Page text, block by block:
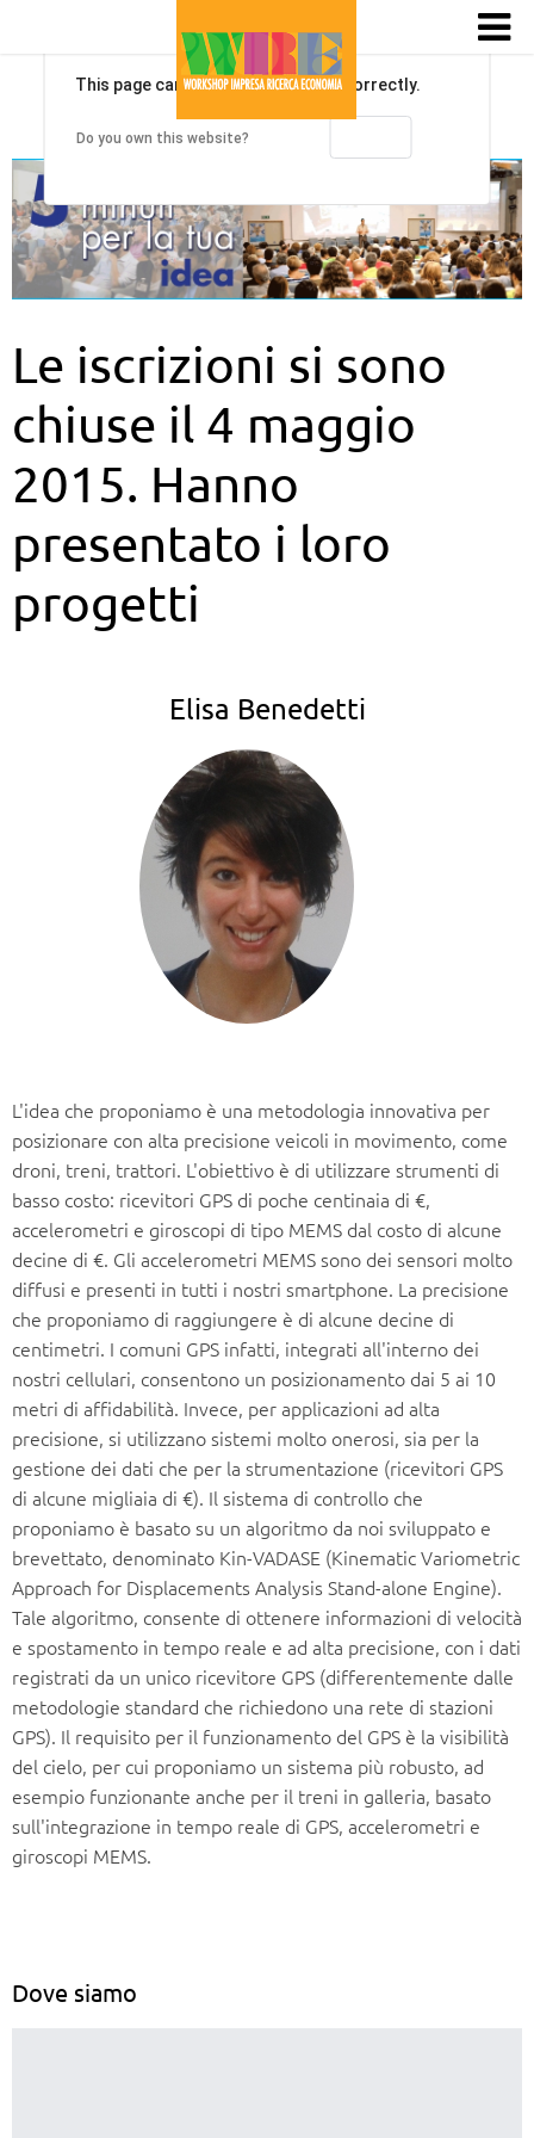
Le iscrizioni si sono
chiuse il 4 maggio
2015. Hanno
presentato i loro
progetti
Elisa Benedetti
L'idea che proponiamo è una metodologia innovativa per
posizionare con alta precisione veicoli in movimento, come
droni, treni, trattori. L'obiettivo è di utilizzare strumenti di
basso costo: ricevitori GPS di poche centinaia di €,
accelerometri e giroscopi di tipo MEMS dal costo di alcune
decine di €. Gli accelerometri MEMS sono dei sensori molto
diffusi e presenti in tutti i nostri smartphone. La precisione
che proponiamo di raggiungere è di alcune decine di
centimetri. I comuni GPS infatti, integrati all'interno dei
nostri cellulari, consentono un posizionamento dai 5 ai 10
metri di affidabilità. Invece, per applicazioni ad alta
precisione, si utilizzano sistemi molto onerosi, sia per la
gestione dei dati che per la strumentazione (ricevitori GPS
di alcune migliaia di €). Il sistema di controllo che
proponiamo è basato su un algoritmo da noi sviluppato e
brevettato, denominato Kin-VADASE (Kinematic Variometric
Approach for Displacements Analysis Stand-alone Engine).
Tale algoritmo, consente di ottenere informazioni di velocità
e spostamento in tempo reale e ad alta precisione, con i dati
registrati da un unico ricevitore GPS (differentemente dalle
metodologie standard che richiedono una rete di stazioni
GPS). Il requisito per il funzionamento del GPS è la visibilità
del cielo, per cui proponiamo un sistema più robusto, ad
esempio funzionante anche per il treni in galleria, basato
sull'integrazione in tempo reale di GPS, accelerometri e
giroscopi MEMS.
Dove siamo
This page can't load Google Maps correctly.
Do you own this website?